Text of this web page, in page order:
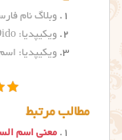
وبلاگ نام
ویکیپدیا: Dido
ویکیپدیا:
مطالب مرتبط
معنی اسم